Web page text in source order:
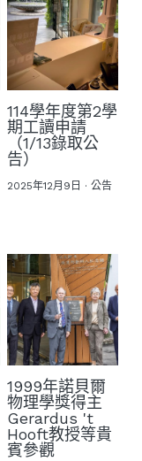
114學年度第2學
期工讀申請
（1/13錄取公
告）
2025年12月9日 · 公告
1999年諾貝爾
物理學獎得主
Gerardus 't
Hooft教授等貴
賓參觀